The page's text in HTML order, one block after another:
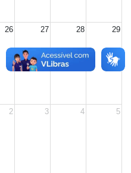
26 27 28 29
2 3 4 5